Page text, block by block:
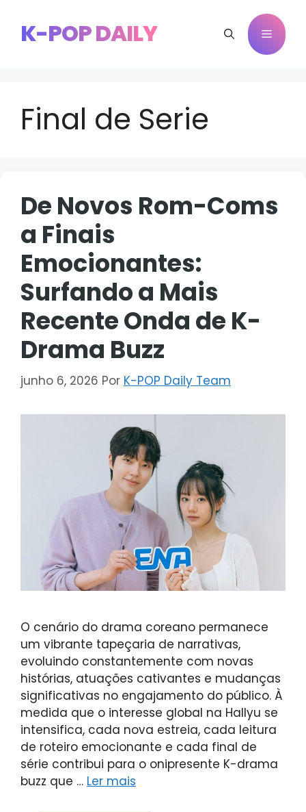
paraK-POP DAILY Menu
Final de Serie
De Novos Rom-Coms
a Finais
Emocionantes:
Surfando a Mais
Recente Onda de K-
Drama Buzz
junho 6, 2026 Por K-POP Daily Team
O cenário do drama coreano permanece
um vibrante tapeçaria de narrativas,
evoluindo constantemente com novas
histórias, atuações cativantes e mudanças
significativas no engajamento do público. À
medida que o interesse global na Hallyu se
intensifica, cada nova estreia, cada leitura
de roteiro emocionante e cada final de
série contribui para o onipresente K-drama
buzz que … Ler mais